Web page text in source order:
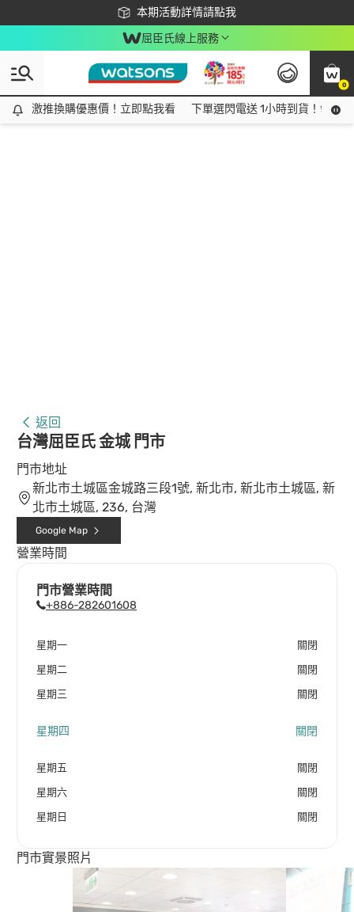
本期活動詳情請點我
下載app最高回饋$350
屈臣氏線上服務
0
激推換購優惠價！立即點我看
激推換購優惠價！立即點我看 下單選閃電送 1小時到貨！領神
返回
台灣屈臣氏 金城 門市
門市地址
新北市土城區金城路三段1號, 新北市, 新北市土城區, 新
北市土城區, 236, 台灣
Google Map
營業時間
門市營業時間
+886-282601608
星期一 關閉
星期二 關閉
星期三 關閉
星期四 關閉
星期五 關閉
星期六 關閉
星期日 關閉
門市實景照片